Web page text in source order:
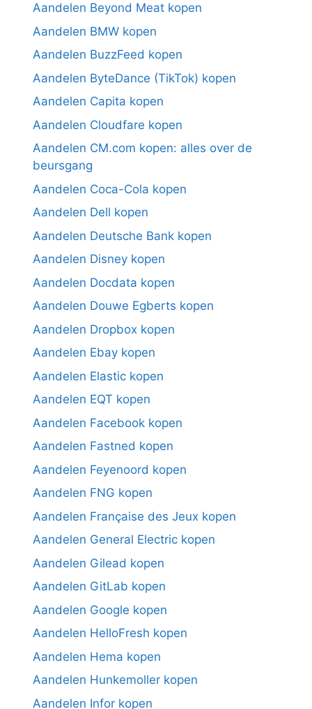
Aandelen Beyond Meat kopen
Aandelen BMW kopen
Aandelen BuzzFeed kopen
Aandelen ByteDance (TikTok) kopen
Aandelen Capita kopen
Aandelen Cloudfare kopen
Aandelen CM.com kopen: alles over de
beursgang
Aandelen Coca-Cola kopen
Aandelen Dell kopen
Aandelen Deutsche Bank kopen
Aandelen Disney kopen
Aandelen Docdata kopen
Aandelen Douwe Egberts kopen
Aandelen Dropbox kopen
Aandelen Ebay kopen
Aandelen Elastic kopen
Aandelen EQT kopen
Aandelen Facebook kopen
Aandelen Fastned kopen
Aandelen Feyenoord kopen
Aandelen FNG kopen
Aandelen Française des Jeux kopen
Aandelen General Electric kopen
Aandelen Gilead kopen
Aandelen GitLab kopen
Aandelen Google kopen
Aandelen HelloFresh kopen
Aandelen Hema kopen
Aandelen Hunkemoller kopen
Aandelen Infor kopen